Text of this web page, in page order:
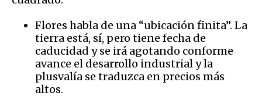
Flores habla de una “ubicación finita”. La
tierra está, sí, pero tiene fecha de
caducidad y se irá agotando conforme
avance el desarrollo industrial y la
plusvalía se traduzca en precios más
altos.